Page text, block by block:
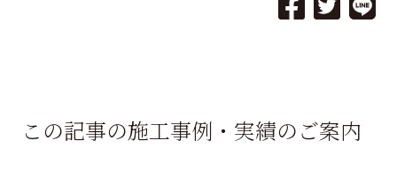
この記事の施工事例・実績のご案内